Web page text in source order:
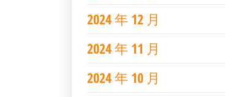
2024 年 12 月
2024 年 11 月
2024 年 10 月